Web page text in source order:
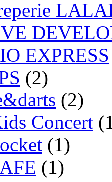
EXPRESS
(2)
(2)
Concert
(1)
(1)